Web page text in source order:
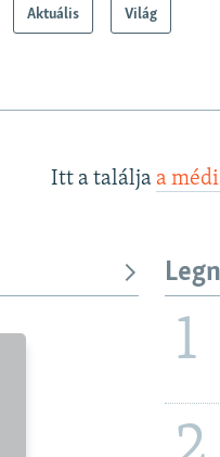
Aktuális Világ
Itt a találja a
1